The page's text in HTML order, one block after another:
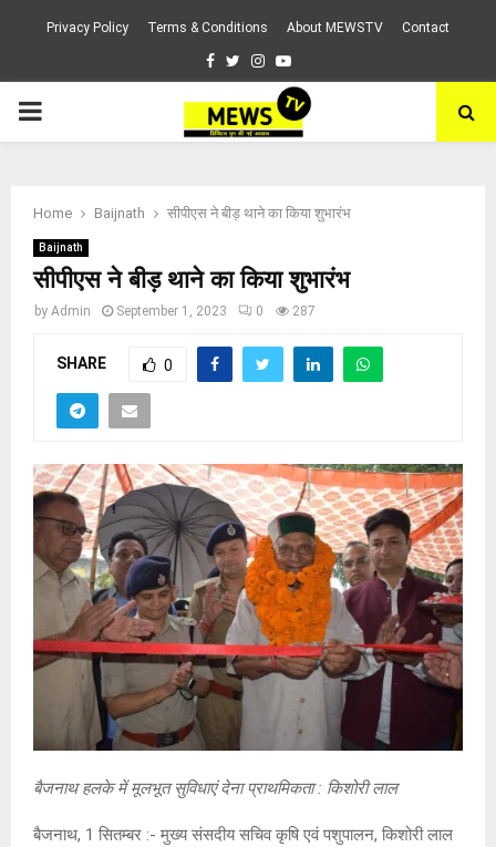
Privacy Policy Terms & Conditions About MEWSTV Contact
Facebook
TwitterInstagram
Youtube
PRIMARY
Home Baijnath सीपीएस ने बीड़ थाने का किया शुभारंभ
Baijnath
सीपीएस ने बीड़ थाने का किया शुभारंभ
by Admin September 1, 2023 0 287
SHARE 0
बैजनाथ हलके में मूलभूत सुविधाएं देना प्राथमिकता : किशोरी लाल
बैजनाथ, 1 सितम्बर :- मुख्य संसदीय सचिव कृषि एवं पशुपालन, किशोरी लाल